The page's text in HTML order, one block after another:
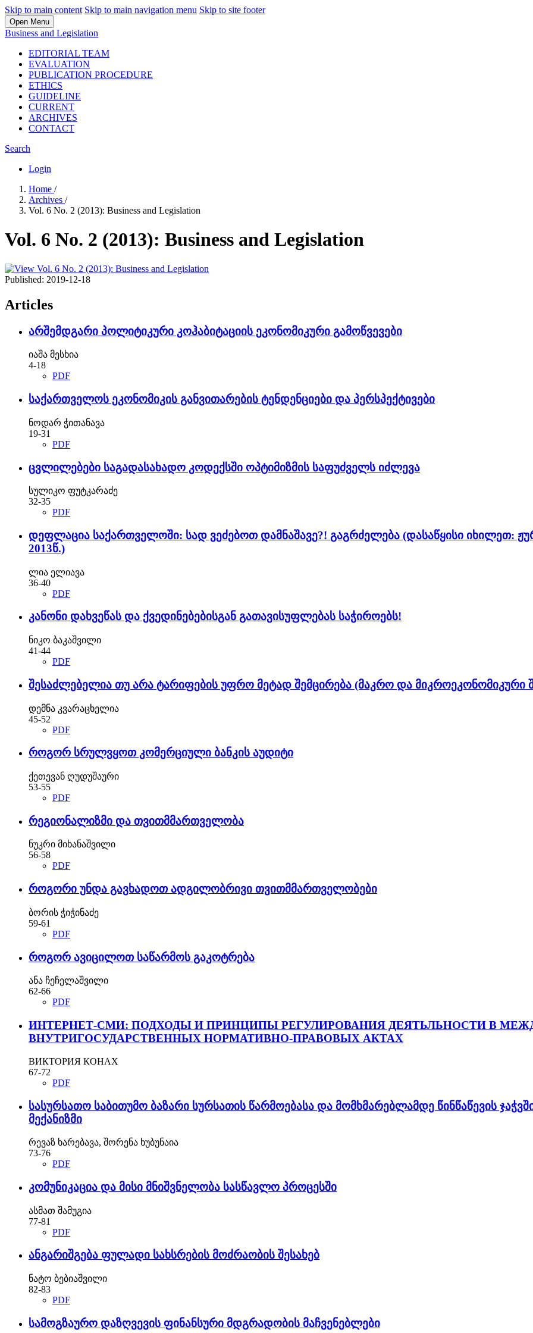
Skip to main content Skip to main navigation menu Skip to site footer
Open Menu
Business and Legislation
EDITORIAL TEAM
EVALUATION
PUBLICATION PROCEDURE
ETHICS
GUIDELINE
CURRENT
ARCHIVES
CONTACT
Search
Login
Home /
Archives /
Vol. 6 No. 2 (2013): Business and Legislation
Vol. 6 No. 2 (2013): Business and Legislation
Published: 2019-12-18
Articles
არშემდგარი პოლიტიკური კოჰაბიტაციის ეკონომიკური გამოწვევები
იაშა მესხია
4-18
PDF
საქართველოს ეკონომიკის განვითარების ტენდენციები და პერსპექტივები
ნოდარ ჭითანავა
19-31
PDF
ცვლილებები საგადასახადო კოდექსში ოპტიმიზმის საფუძველს იძლევა
სულიკო ფუტკარაძე
32-35
PDF
დეფლაცია საქართველოში: სად ვეძებოთ დამნაშავე?! გაგრძელება (დასაწყისი იხილეთ:
2013წ.)
ლია ელიავა
36-40
PDF
კანონი დახვეწას და ქვედინებებისგან გათავისუფლებას საჭიროებს!
ნიკო ბაკაშვილი
41-44
PDF
შესაძლებელია თუ არა ტარიფების უფრო მეტად შემცირება (მაკრო და მიკროეკონომიკური
დემნა კვარაცხელია
45-52
PDF
როგორ სრულვყოთ კომერციული ბანკის აუდიტი
ქეთევან ღუდუშაური
53-55
PDF
რეგიონალიზმი და თვითმმართველობა
ნუკრი მიხანაშვილი
56-58
PDF
როგორი უნდა გავხადოთ ადგილობრივი თვითმმართველობები
ბორის ჭიჭინაძე
59-61
PDF
როგორ ავიცილოთ საწარმოს გაკოტრება
ანა ჩეჩელაშვილი
62-66
PDF
ИНТЕРНЕТ-СМИ: ПОДХОДЫ И ПРИНЦИПЫ РЕГУЛИРОВАНИЯ ДЕЯТЬЛЬНОСТИ В
ВНУТРИГОСУДАРСТВЕННЫХ НОРМАТИВНО-ПРАВОВЫХ АКТАХ
ВИКТОРИЯ КОНАХ
67-72
PDF
სასურსათო საბითუმო ბაზარი სურსათის წარმოებასა და მომხმარებლამდე წინწაწევის
მექანიზმი
რევაზ ხარებავა, შორენა ხუბუნაია
73-76
PDF
კომუნიკაცია და მისი მნიშვნელობა სასწავლო პროცესში
ასმათ შამუგია
77-81
PDF
ანგარიშგება ფულადი სახსრების მოძრაობის შესახებ
ნატო ბებიაშვილი
82-83
PDF
სამოგზაურო დაზღვევის ფინანსური მდგრადობის მაჩვენებლები